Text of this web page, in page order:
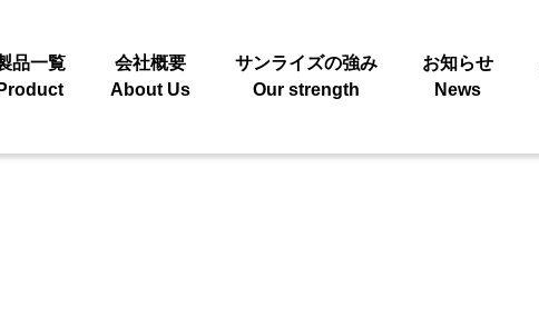
品一覧
Product
会社概要
About Us
サンライズの強み
Our strength
お知らせ
News